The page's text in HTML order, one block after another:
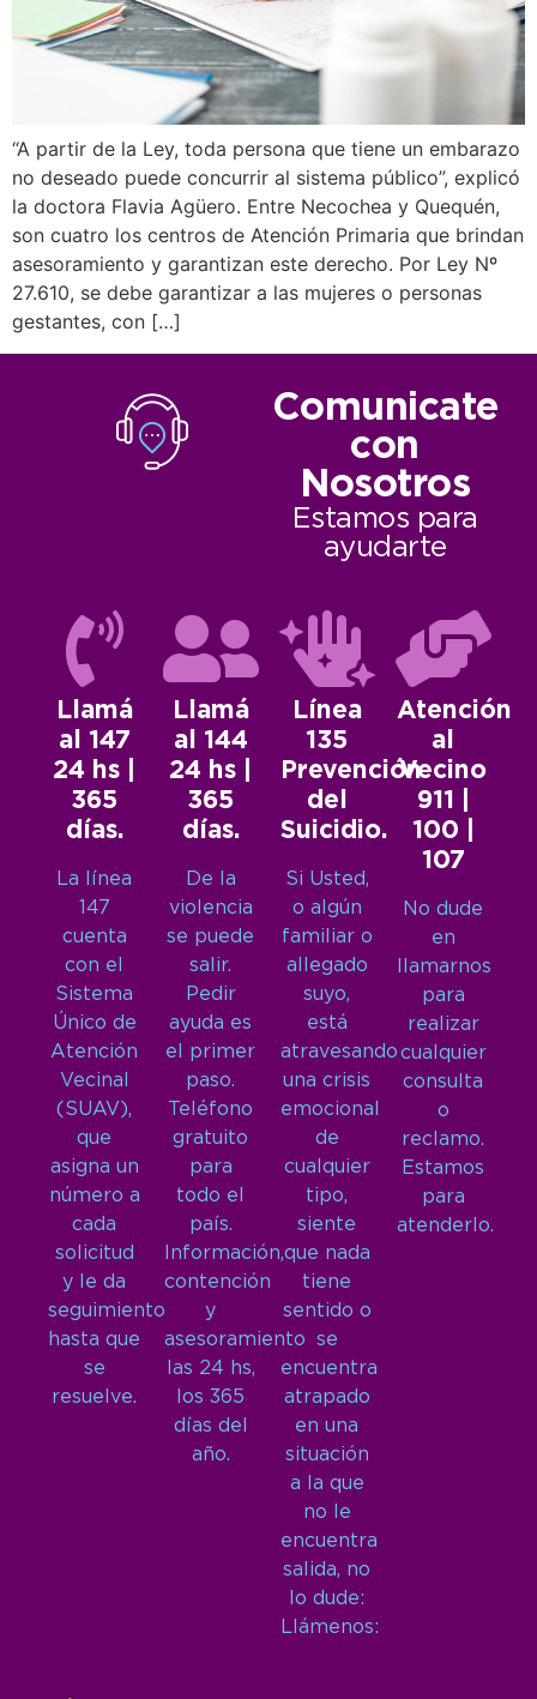
“A partir de la Ley, toda persona que tiene un embarazo
no deseado puede concurrir al sistema público”, explicó
la doctora Flavia Agüero. Entre Necochea y Quequén,
son cuatro los centros de Atención Primaria que brindan
asesoramiento y garantizan este derecho. Por Ley Nº
27.610, se debe garantizar a las mujeres o personas
gestantes, con […]
Comunicate
con
Nosotros
Estamos para
ayudarte
Llamá
al 147
24 hs |
365
días.
La línea
147
cuenta
con el
Sistema
Único de
Atención
Vecinal
(SUAV),
que
asigna un
número a
cada
solicitud
y le da
seguimiento
hasta que
se
resuelve.
Llamá
al 144
24 hs |
365
días.
De la
violencia
se puede
salir.
Pedir
ayuda es
el primer
paso.
Teléfono
gratuito
para
todo el
país.
Información,
contención
y
asesoramiento
las 24 hs,
los 365
días del
año.
Línea
135
Prevención
del
Suicidio.
Si Usted,
o algún
familiar o
allegado
suyo,
está
atravesando
una crisis
emocional
de
cualquier
tipo,
siente
que nada
tiene
sentido o
se
encuentra
atrapado
en una
situación
a la que
no le
encuentra
salida, no
lo dude:
Llámenos:
Atención
al
Vecino
911 |
100 |
107
No dude
en
llamarnos
para
realizar
cualquier
consulta
o
reclamo.
Estamos
para
atenderlo.